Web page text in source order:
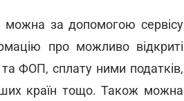
можна за допомогою сервісу
про можливо відкриті
ФОП, сплату ними податків,
країн тощо. Також можна